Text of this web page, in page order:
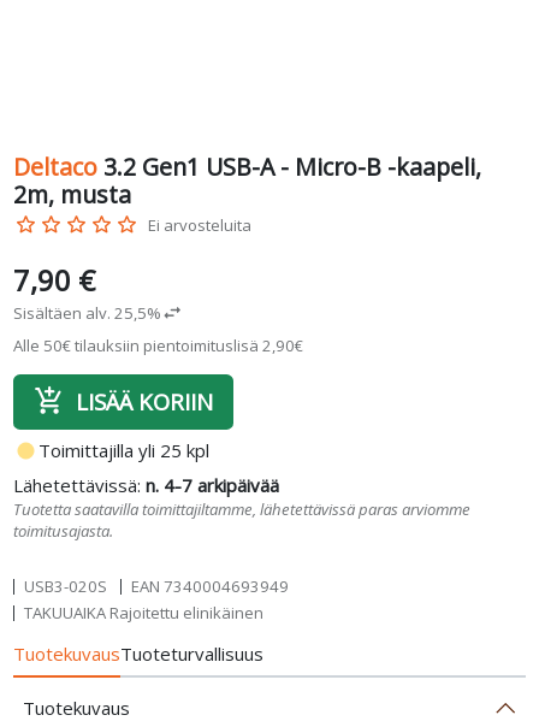
Deltaco 3.2 Gen1 USB-A - Micro-B -kaapeli,
2m, musta
star_border star_border star_border star_border star_border Ei arvosteluita
7,90 €
Sisältäen alv. 25,5%swap_horiz
Alle 50€ tilauksiin pientoimituslisä 2,90€
add_shopping_cart LISÄÄ KORIIN
fiber_manual_record Toimittajilla yli 25 kpl
Lähetettävissä:n. 4-7 arkipäivää
Tuotetta saatavilla toimittajiltamme, lähetettävissä paras arviomme
toimitusajasta.
USB3-020S EAN 7340004693949
TAKUUAIKA Rajoitettu elinikäinen
TuotekuvausTuoteturvallisuus
Tuotekuvaus